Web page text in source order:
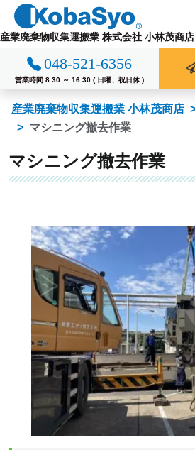
テ
ッ
プ
産業廃棄物収集運搬業 株式会社 小林茂商店
048-521-6356
営業時間 8:30 ～ 16:30 ( 日曜、祝日休 )
産業廃棄物収集運搬業 小林茂商店
マシニング撤去作業
マシニング撤去作業